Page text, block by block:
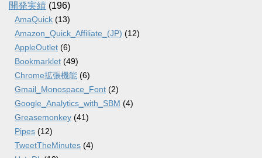
開発実績 (196)
AmaQuick (13)
Amazon_Quick_Affiliate_(JP) (12)
AppleOutlet (6)
Bookmarklet (49)
Chrome拡張機能 (6)
Gmail_Monospace_Font (2)
Google_Analytics_with_SBM (4)
Greasemonkey (41)
Pipes (12)
TweetTheMinutes (4)